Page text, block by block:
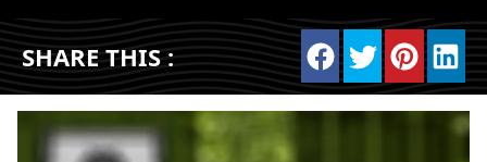
SHARE THIS :